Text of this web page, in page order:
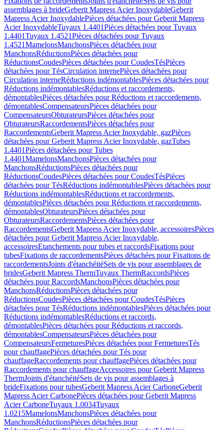
assemblages à brideGeberit Mapress Acier InoxydableGeberit
Mapress Acier InoxydablePièces détachées pour Geberit Mapress
Acier InoxydableTuyaux 1.4401Pièces détachées pour Tuyaux
1.4401Tuyaux 1.4521Pièces détachées pour Tuyaux
1.4521MamelonsManchonsPièces détachées pour
ManchonsRéductionsPièces détachées pour
RéductionsCoudesPièces détachées pour CoudesTésPièces
détachées pour TésCirculation internePièces détachées pour
Circulation interneRéductions indémontablesPièces détachées pour
Réductions indémontablesRéductions et raccordements,
démontablesPièces détachées pour Réductions et raccordements,
démontablesCompensateursPièces détachées pour
CompensateursObturateursPièces détachées pour
ObturateursRaccordementsPièces détachées pour
RaccordementsGeberit Mapress Acier Inoxydable, gazPièces
détachées pour Geberit Mapress Acier Inoxydable, gazTubes
1.4401Pièces détachées pour Tubes
1.4401MamelonsManchonsPièces détachées pour
ManchonsRéductionsPièces détachées pour
RéductionsCoudesPièces détachées pour CoudesTésPièces
détachées pour TésRéductions indémontablesPièces détachées pour
Réductions indémontablesRéductions et raccordements,
démontablesPièces détachées pour Réductions et raccordements,
démontablesObturateursPièces détachées pour
ObturateursRaccordementsPièces détachées pour
RaccordementsGeberit Mapress Acier Inoxydable, accessoiresPièces
détachées pour Geberit Mapress Acier Inoxydable,
accessoiresEtanchements pour tubes et raccordsFixations pour
tubesFixations de raccordementsPièces détachées pour Fixations de
raccordementsJoints d'étanchéitéSets de vis pour assemblages de
bridesGeberit Mapress ThermTuyaux ThermRaccordsPièces
détachées pour RaccordsManchonsPièces détachées pour
ManchonsRéductionsPièces détachées pour
RéductionsCoudesPièces détachées pour CoudesTésPièces
détachées pour TésRéductions indémontablesPièces détachées pour
Réductions indémontablesRéductions et raccords,
démontablesPièces détachées pour Réductions et raccords,
démontablesCompensateursPièces détachées pour
CompensateursFermeturesPièces détachées pour FermeturesTés
pour chauffagePièces détachées pour Tés pour
chauffageRaccordements pour chauffagePièces détachées pour
Raccordements pour chauffageAccessoires pour Geberit Mapress
ThermJoints d'étanchéitéSets de vis pour assemblages à
brideFixations pour tubesGeberit Mapress Acier CarboneGeberit
Mapress Acier CarbonePièces détachées pour Geberit Mapress
Acier CarboneTuyaux 1.0034Tuyaux
1.0215MamelonsManchonsPièces détachées pour
ManchonsRéductionsPièces détachées pour